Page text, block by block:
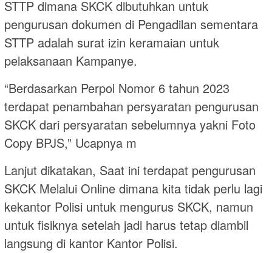
STTP dimana SKCK dibutuhkan untuk
pengurusan dokumen di Pengadilan sementara
STTP adalah surat izin keramaian untuk
pelaksanaan Kampanye.
“Berdasarkan Perpol Nomor 6 tahun 2023
terdapat penambahan persyaratan pengurusan
SKCK dari persyaratan sebelumnya yakni Foto
Copy BPJS,” Ucapnya m
Lanjut dikatakan, Saat ini terdapat pengurusan
SKCK Melalui Online dimana kita tidak perlu lagi
kekantor Polisi untuk mengurus SKCK, namun
untuk fisiknya setelah jadi harus tetap diambil
langsung di kantor Kantor Polisi.